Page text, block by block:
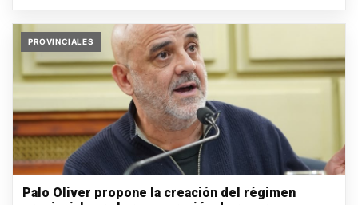
PROVINCIALES
Palo Oliver propone la creación del régimen